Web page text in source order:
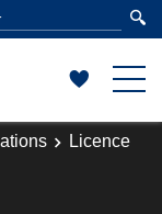
Licence